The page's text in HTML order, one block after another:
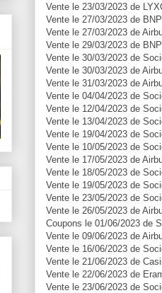
Vente le 23/03/2023 de
Vente le 27/03/2023 de
Vente le 27/03/2023 de
Vente le 29/03/2023 de
Vente le 30/03/2023 de
Vente le 30/03/2023 de
Vente le 31/03/2023 de
Vente le 04/04/2023 de
Vente le 12/04/2023 de
Vente le 13/04/2023 de
Vente le 19/04/2023 de
Vente le 10/05/2023 de
Vente le 17/05/2023 de
Vente le 18/05/2023 de
Vente le 19/05/2023 de
Vente le 23/05/2023 de
Vente le 26/05/2023 de
Coupons le 01/06/2023 de
Vente le 09/06/2023 de
Vente le 16/06/2023 de
Vente le 21/06/2023 de
Vente le 22/06/2023 de
Vente le 23/06/2023 de